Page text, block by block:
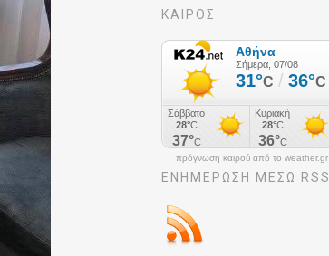
ΚΑΙΡΟΣ
πρόγνωση καιρού από το weather.gr
ΕΝΗΜΈΡΩΣΉ ΜΕΣΩ RSS